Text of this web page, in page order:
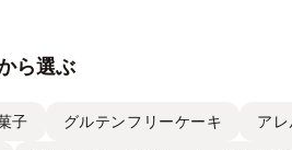
ら選ぶ
子 グルテンフリーケーキ ア